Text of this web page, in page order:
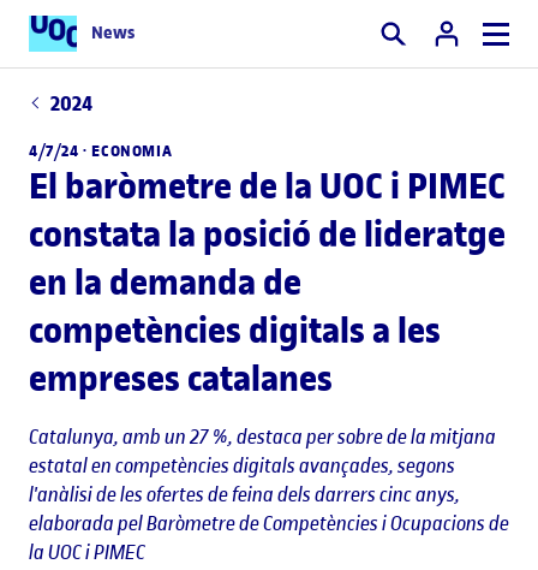
News Cercar
2024
4/7/24 ·ECONOMIA
El baròmetre de la UOC i PIMEC
constata la posició de lideratge
en la demanda de
competències digitals a les
empreses catalanes
Catalunya, amb un 27 %, destaca per sobre de la mitjana
estatal en competències digitals avançades, segons
l'anàlisi de les ofertes de feina dels darrers cinc anys,
elaborada pel Baròmetre de Competències i Ocupacions de
la UOC i PIMEC